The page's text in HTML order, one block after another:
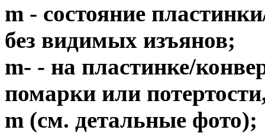
m - состояние
без видимых изъянов;
m- - на пластинке/
помарки или
m (см. детальные фото);